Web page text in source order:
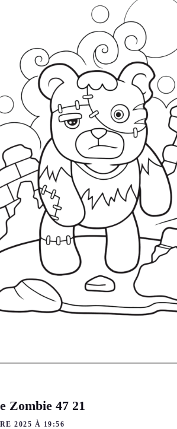
Zombie 47 21
2025 À 19:56